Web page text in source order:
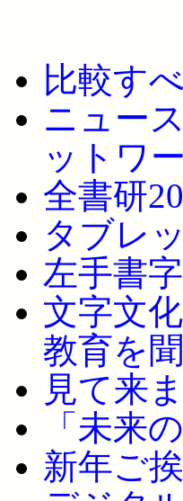
比較す
ニュー
ットワ
全書研
タブレ
左手書
文字文
教育を
見て来
「未来
新年ご